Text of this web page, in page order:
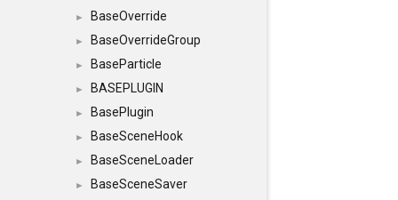
► BaseOverride
► BaseOverrideGroup
► BaseParticle
► BASEPLUGIN
► BasePlugin
► BaseSceneHook
► BaseSceneLoader
► BaseSceneSaver